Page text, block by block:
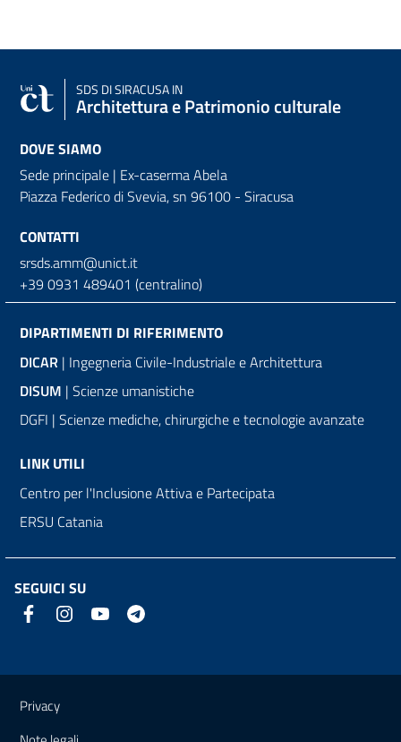
SDS DI SIRACUSA IN
Architettura e Patrimonio culturale
DOVE SIAMO
Sede principale | Ex-caserma Abela
Piazza Federico di Svevia, sn 96100 - Siracusa
CONTATTI
srsds.amm@unict.it
+39 0931 489401 (centralino)
DIPARTIMENTI DI RIFERIMENTO
DICAR | Ingegneria Civile-Industriale e Architettura
DISUM | Scienze umanistiche
DGFI | Scienze mediche, chirurgiche e tecnologie avanzate
LINK UTILI
Centro per l'Inclusione Attiva e Partecipata
ERSU Catania
SEGUICI SU
Link e informazioni utili
Privacy